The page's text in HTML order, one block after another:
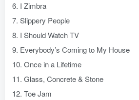
6. I Zimbra
7. Slippery People
8. I Should Watch TV
9. Everybody’s Coming to My House
10. Once in a Lifetime
11. Glass, Concrete & Stone
12. Toe Jam